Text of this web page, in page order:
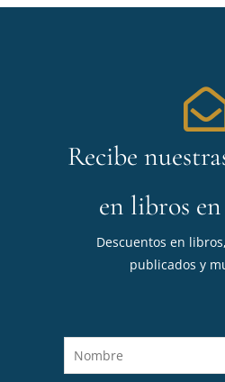
Recibe
en libros
Descuentos en
publicados y
o